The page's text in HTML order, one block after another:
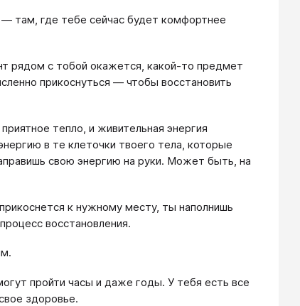
там, где тебе сейчас будет комфортнее
рядом с тобой окажется, какой-то предмет
прикоснуться — чтобы восстановить
тепло, и живительная энергия
в те клеточки твоего тела, которые
свою энергию на руки. Может быть, на
к нужному месту, ты наполнишь
восстановления.
пройти часы и даже годы. У тебя есть все
здоровье.